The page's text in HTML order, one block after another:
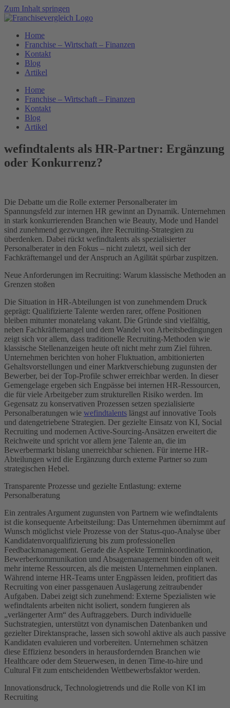
Zum Inhalt springen
Home
Franchise – Wirtschaft – Finanzen
Kontakt
Blog
Artikel
Home
Franchise – Wirtschaft – Finanzen
Kontakt
Blog
Artikel
wefindtalents als HR-Partner: Ergänzung
oder Konkurrenz?
Die Debatte um die Rolle externer Personalberater im
Spannungsfeld zur internen HR gewinnt an Dynamik. Unternehmen
in stark konkurrierenden Branchen wie Beauty, Mode und Handel
sind zunehmend gezwungen, ihre Recruiting-Strategien zu
überdenken. Dabei rückt wefindtalents als spezialisierter
Personalberater in den Fokus – nicht zuletzt, weil sich der
Fachkräftemangel und der Anspruch an Agilität spürbar zuspitzen.
Neue Anforderungen im Recruiting: Warum klassische Methoden an
Grenzen stoßen
Die Situation in HR-Abteilungen ist von zunehmendem Druck
geprägt: Qualifizierte Talente werden rarer, offene Positionen
bleiben mitunter monatelang vakant. Die Gründe sind vielfältig,
neben Fachkräftemangel und dem Wandel von Arbeitsbedingungen
zeigt sich vor allem, dass traditionelle Recruiting-Methoden wie
klassische Stellenanzeigen heute oft nicht mehr zum Ziel führen.
Unternehmen berichten von hoher Fluktuation, ambitionierten
Gehaltsvorstellungen und einer Marktverschiebung zugunsten der
Bewerber, bei der Top-Profile schwer erreichbar werden. In dieser
Gemengelage ergeben sich Engpässe bei internen HR-Ressourcen,
die für viele Arbeitgeber zum strukturellen Risiko werden. Im
Gegensatz zu konservativen Prozessen setzen spezialisierte
Personalberatungen wie wefindtalents längst auf innovative Tools
und datengetriebene Strategien. Der gezielte Einsatz von KI, Social
Recruiting und modernen Active-Sourcing-Ansätzen erweitert die
Reichweite und spricht vor allem jene Talente an, die im
Bewerbermarkt bislang unerreichbar schienen. Für interne HR-
Abteilungen wird die Ergänzung durch externe Partner so zum
strategischen Hebel.
Transparente Prozesse und gezielte Entlastung: externe
Personalberatung
Ein zentrales Argument zugunsten von Partnern wie wefindtalents
ist die konsequente Arbeitsteilung: Das Unternehmen übernimmt auf
Wunsch möglichst viele Prozesse von der Status-quo-Analyse über
Kandidatenvorqualifizierung bis zum professionellen
Feedbackmanagement. Gerade die Aspekte Terminkoordination,
Bewerberkommunikation und Absagemanagement binden oft weit
mehr interne Ressourcen, als die meisten Unternehmen einplanen.
Während interne HR-Teams unter Engpässen leiden, profitiert das
Recruiting von einer passgenauen Auslagerung zeitraubender
Aufgaben. Dabei zeigt sich zunehmend: Externe Spezialisten wie
wefindtalents arbeiten nicht isoliert, sondern fungieren als
„verlängerter Arm“ des Auftraggebers. Durch individuelle
Suchstrategien, unterstützt von dynamischen Datenbanken und
gezielter Direktansprache, lassen sich sowohl aktive als auch passive
Kandidaten evaluieren und vorbereiten. Unternehmen schätzen
diese Effizienz besonders in herausfordernden Branchen wie
Healthcare oder dem Steuerwesen, in denen Time-to-hire und
Cultural Fit zum entscheidenden Wettbewerbsfaktor werden.
Innovationsdruck, Technologietrends und die Rolle von KI im
Recruiting